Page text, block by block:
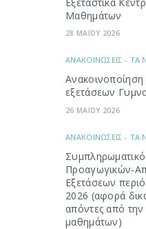
Μαθημάτων
28 ΜΑΪΟΥ 2026
ΑΝΑΚΟΙΝΩΣΕΙΣ - ΤΑ
εξετάσεων
26 ΜΑΪΟΥ 2026
ΑΝΑΚΟΙΝΩΣΕΙΣ - ΤΑ
Προαγωγικών-
Εξετάσεων
2026 (αφορά
απόντες από
μαθημάτων)